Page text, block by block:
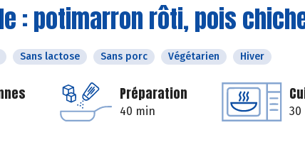
: potimarron rôti, pois
Sans lactose Sans porc Végétarien Hiver
Préparation
40 min 30